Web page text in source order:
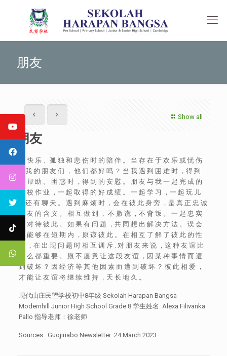
朋友
Show all
朋友
在 快 乐 、孤 独 和 悲 伤 时 的 陪 伴 。 当 存 在 于 欢 乐 或 忧 伤
，我 的 朋 友 们 ， 他 们 都 好 吗 ？ 当 我 遇 到 困 难 时 ，得 到
的 帮 助 。 困 惑 时 ，得 到 的 安 慰 。 朋 友 与 我 一 起 完 成 的
学 校 作 业 ，一 起 取 得 的 好 成 绩 。 一 起 学 习 ，一 起 玩 儿
，还 有 聊 天 。 遇 到 麻 烦 时 ，会 在 彼 此 身 旁 ，是 真 正 忠 诚
朋 友 的 含 义 。 相 互 做 到 ， 不 撒 谎 ，不 背 叛 。 一 起 忠 实
地 对 待 彼 此 。 如 果 有 问 题 ，共 同 想 出 解 决 方 法 。 误 会
时 能 够 在 短 期 内 ，原 谅 彼 此 。 在 相 互 了 解 了 彼 此 的 性
格 ，在 出 现 问 题 时 相 互 训 斥 . 对 朋 友 来 说 ，这 种 友 谊 比
什 么 都 重 要 。 愿 不 愿 意 让 这 段 友 谊 ，因 某 种 事 情 而 遭
到 破 坏 ？ 因 经 济 等 其 他 因 素 而 遭 到 破 坏 ？ 彼 此 相 爱 ，
才 能 让 友 谊 将 继 续 维 持 ，天 长 地 久 。
现代山庄民望学校初中8年级 Sekolah Harapan Bangsa
Modernhill Junior High School Grade 8 学生姓名: Alexa Filivanka
Pallo 指导老师：徐老师
Sources : Guojiriabo Newsletter 24 March 2023